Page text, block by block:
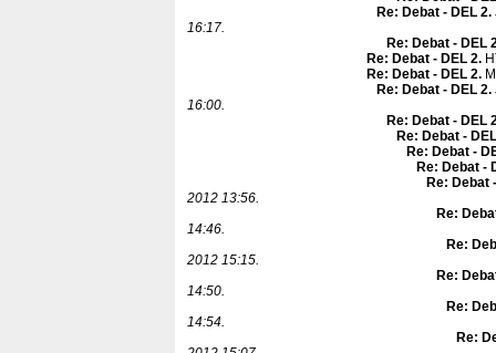
Re: Debat - DEL 2.
16:17.
Re: Debat - DEL
Re: Debat - DEL 2.
Re: Debat - DEL 2.
Re: Debat - DEL 2.
16:00.
Re: Debat - DEL
Re: Debat -
Re: Debat -
Re: Debat -
Re: Debat
2012 13:56.
Re:
14:46.
Re:
2012 15:15.
Re:
14:50.
Re:
14:54.
Re: